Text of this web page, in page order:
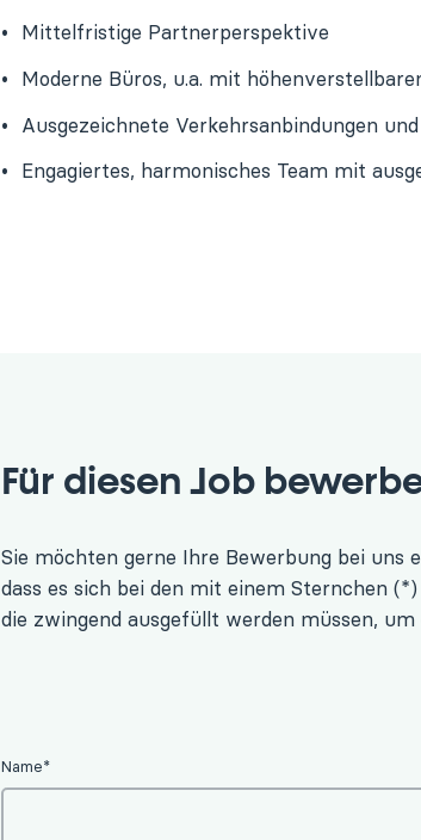
Mittelfristige Partnerperspektive
Moderne Büros, u.a. mit
Ausgezeichnete Verkehrsanbindungen
Engagiertes, harmonisches Team mit
Für diesen Job
Sie möchten gerne Ihre Bewerbung bei uns
dass es sich bei den mit einem Sternchen
die zwingend ausgefüllt werden müssen,
Name*